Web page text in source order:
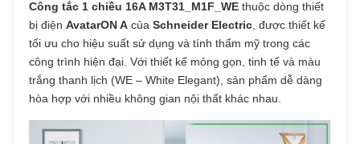
Công tắc 1 chiều 16A M3T31_M1F_WE thuộc dòng thiết
bị điện AvatarON A của Schneider Electric , được thiết kế
tối ưu cho hiệu suất sử dụng và tính thẩm mỹ trong các
công trình hiện đại. Với thiết kế mỏng gọn, tinh tế và màu
trắng thanh lịch (WE – White Elegant), sản phẩm dễ dàng
hòa hợp với nhiều không gian nội thất khác nhau.